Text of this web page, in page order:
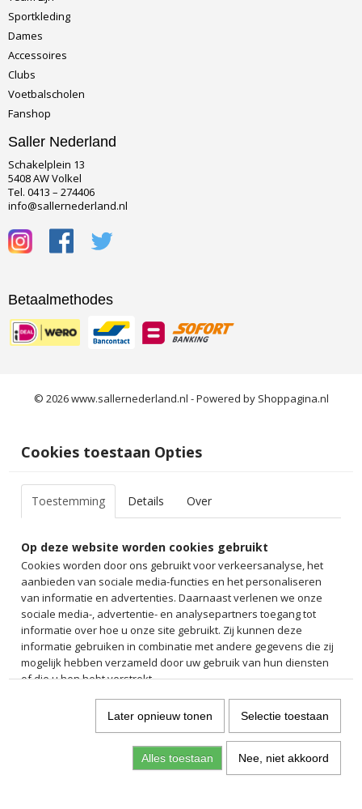
Sportkleding
Dames
Accessoires
Clubs
Voetbalscholen
Fanshop
Saller Nederland
Schakelplein 13
5408 AW Volkel
Tel. 0413 – 274406
info@sallernederland.nl
Betaalmethodes
© 2026 www.sallernederland.nl - Powered by Shoppagina.nl
Cookies toestaan Opties
Toestemming Details Over
Op deze website worden cookies gebruikt
Cookies worden door ons gebruikt voor verkeersanalyse, het
aanbieden van sociale media-functies en het personaliseren
van informatie en advertenties. Daarnaast verlenen we onze
sociale media-, advertentie- en analysepartners toegang tot
informatie over hoe u onze site gebruikt. Zij kunnen deze
informatie gebruiken in combinatie met andere gegevens die zij
mogelijk hebben verzameld door uw gebruik van hun diensten
of die u hen hebt verstrekt.
Later opnieuw tonen Selectie toestaan
Alles toestaan Nee, niet akkoord